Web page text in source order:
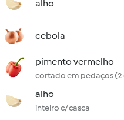
alho
cebola
pimento vermelho
cortado em pedaços (2
alho
inteiro c/ casca